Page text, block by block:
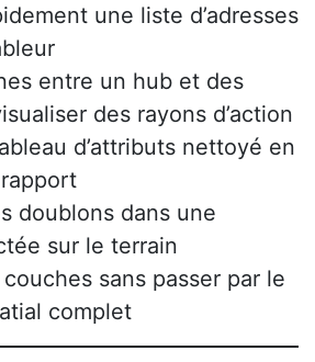
une liste d’adresses
entre un hub et des
des rayons d’action
d’attributs nettoyé en
doublons dans une
sur le terrain
sans passer par le
complet